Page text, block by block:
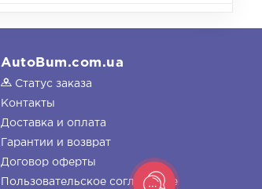
AutoBum.com.ua
Статус заказа
Контакты
Доставка и оплата
Гарантии и возврат
Договор оферты
Пользовательское соглашение